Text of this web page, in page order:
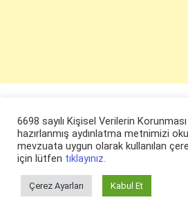
© ruyaevi.com
6698 sayılı Kişisel Verilerin
hazırlanmış aydınlatma metnimizi
mevzuata uygun olarak kullanılan
için lütfen tıklayınız.
Çerez Ayarları Kabul Et